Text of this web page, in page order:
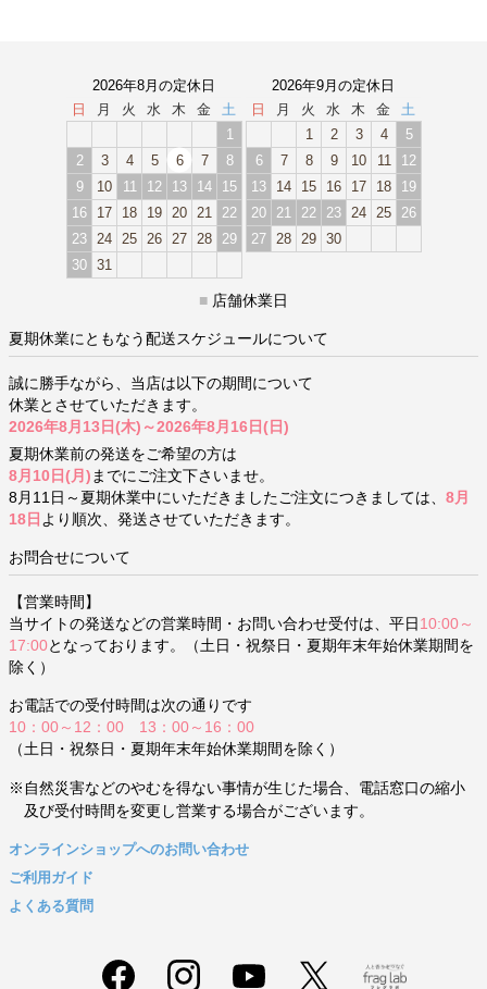
2026年8月の定休日
日
月 火 水 木 金
土
1
2
3 4 5 6 7
8
9
10 11 12 13 14
15
16
17 18 19 20 21
22
23
24 25 26 27 28
29
30 31
2026年9月の定休日
日
月 火 水 木 金
土
1
2 3 4
5
6
7 8 9 10 11
12
13
14 15 16 17 18
19
20
21 22 23 24 25
26
27
28 29 30
■ 店舗休業日
夏期休業にともなう配送スケジュールについて
誠に勝手ながら、当店は以下の期間について
休業とさせていただきます。
2026年8月13日(木)～2026年8月16日(日)
夏期休業前の発送をご希望の方は
8月10日(月) までにご注文下さいませ。
8月11日～夏期休業中にいただきましたご注文につきましては、 8月
18日 より順次、発送させていただきます。
お問合せについて
【営業時間】
当サイトの発送などの営業時間・お問い合わせ受付は、平日 10:00～
17:00となっております。（土日・祝祭日・夏期年末年始休業期間を
除く）
お電話での受付時間は次の通りです
10：00～12：00 13：00～16：00
（土日・祝祭日・夏期年末年始休業期間を除く）
※自然災害などのやむを得ない事情が生じた場合、電話窓口の縮小
及び受付時間を変更し営業する場合がございます。
オンラインショップへのお問い合わせ
ご利用ガイド
よくある質問